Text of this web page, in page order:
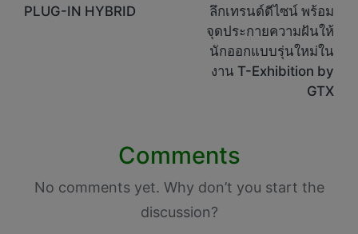
PLUG-IN HYBRID
ลึกเทรนด์ดีไซน์ พร้อม
จุดประกายความฝันให้
นักออกแบบรุ่นใหม่ใน
งาน T-Exhibition by
GTX
Comments
No comments yet. Why don’t you start the
discussion?